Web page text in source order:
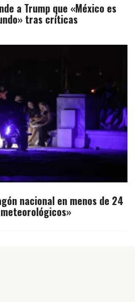
a Trump que «México es
tras críticas
nacional en menos de 24